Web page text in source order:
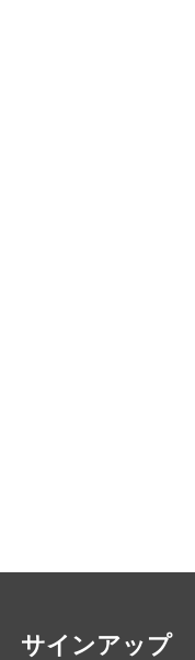
サインアップ